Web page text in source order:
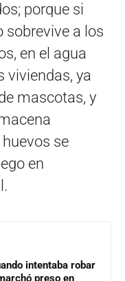
porque si
sobrevive a los
en el agua
viviendas, ya
mascotas, y
se
en
intentaba robar
preso en